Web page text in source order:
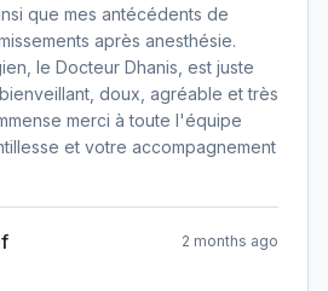
que mes antécédents de
après anesthésie.
le Docteur Dhanis, est juste
doux, agréable et très
merci à toute l'équipe
et votre accompagnement
2 months ago